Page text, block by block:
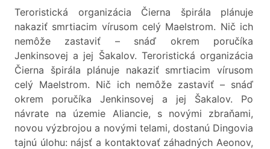
Teroristická organizácia Čierna špirála plánuje
nakaziť smrtiacim vírusom celý Maelstrom. Nič ich
nemôže zastaviť – snáď okrem poručíka
Jenkinsovej a jej Šakalov. Teroristická organizácia
Čierna špirála plánuje nakaziť smrtiacim vírusom
celý Maelstrom. Nič ich nemôže zastaviť – snáď
okrem poručíka Jenkinsovej a jej Šakalov. Po
návrate na územie Aliancie, s novými zbraňami,
novou výzbrojou a novými telami, dostanú Dingovia
tajnú úlohu: nájsť a kontaktovať záhadných Aeonov,